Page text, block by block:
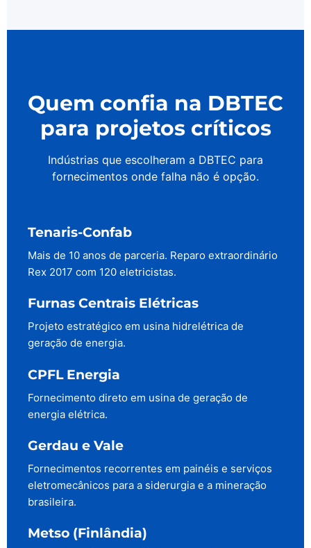
Quem confia na DBTEC
para projetos críticos
Indústrias que escolheram a DBTEC para
fornecimentos onde falha não é opção.
Tenaris-Confab
Mais de 10 anos de parceria. Reparo extraordinário
Rex 2017 com 120 eletricistas.
Furnas Centrais Elétricas
Projeto estratégico em usina hidrelétrica de
geração de energia.
CPFL Energia
Fornecimento direto em usina de geração de
energia elétrica.
Gerdau e Vale
Fornecimentos recorrentes em painéis e serviços
eletromecânicos para a siderurgia e a mineração
brasileira.
Metso (Finlândia)